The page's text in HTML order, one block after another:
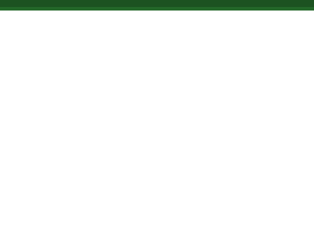
Skip to main content